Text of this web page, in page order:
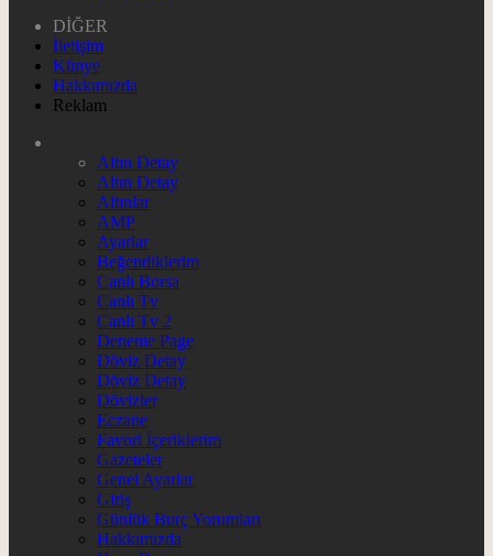
DİĞER
İletişim
Künye
Hakkımızda
Reklam
Altın Detay
Altın Detay
Altınlar
AMP
Ayarlar
Beğendiklerim
Canlı Borsa
Canlı Tv
Canlı Tv 2
Deneme Page
Döviz Detay
Döviz Detay
Dövizler
Eczane
Favori İçeriklerim
Gazeteler
Genel Ayarlar
Giriş
Günlük Burç Yorumları
Hakkımızda